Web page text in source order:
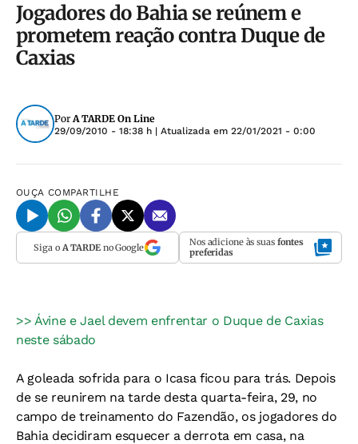
Jogadores do Bahia se reúnem e
prometem reação contra Duque de
Caxias
PorA TARDE On Line
29/09/2010 - 18:38 h | Atualizada em 22/01/2021 - 0:00
OUÇA COMPARTILHE
Siga o A TARDEno Google Nos adicione às suas fontes
preferidas
>> Ávine e Jael devem enfrentar o Duque de Caxias
neste sábado
A goleada sofrida para o Icasa ficou para trás. Depois
de se reunirem na tarde desta quarta-feira, 29, no
campo de treinamento do Fazendão, os jogadores do
Bahia decidiram esquecer a derrota em casa, na